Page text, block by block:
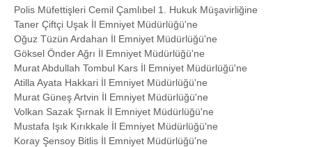
Polis Müfettişleri Cemil Çamlıbel 1. Hukuk Müşavirliğine
Taner Çiftçi Uşak İl Emniyet Müdürlüğü'ne
Oğuz Tüzün Ardahan İl Emniyet Müdürlüğü'ne
Göksel Önder Ağrı İl Emniyet Müdürlüğü'ne
Murat Abdullah Tombul Kars İl Emniyet Müdürlüğü'ne
Atilla Ayata Hakkari İl Emniyet Müdürlüğü'ne
Murat Güneş Artvin İl Emniyet Müdürlüğü'ne
Volkan Sazak Şırnak İl Emniyet Müdürlüğü'ne
Mustafa Işık Kırıkkale İl Emniyet Müdürlüğü'ne
Koray Şensoy Bitlis İl Emniyet Müdürlüğü'ne